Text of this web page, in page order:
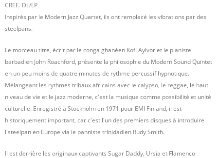
CREE. DL/LP
Inspirés par le Modern Jazz Quartet, ils ont remplacé les vibrations par des
steelpans.
Le morceau titre, écrit par le conga ghanéen Kofi Ayivor et le pianiste
barbadien John Roachford, présente la philosophie du Modern Sound Quintet
en un peu moins de quatre minutes de rythme percussif hypnotique.
Mélangeant les rythmes tribaux africains avec le calypso, le reggae, le haut
niveau de vie et le jazz moderne, c'est la musique comme possibilité et unité
culturelle. Enregistré à Stockholm en 1971 pour EMI Finland, il est
historiquement important, car c'est l'un des premiers disques à introduire
l'steelpan en Europe via le panniste trinidadien Rudy Smith.
Il est derrière les originaux captivants Sugar Daddy, Ursia et Flamenco